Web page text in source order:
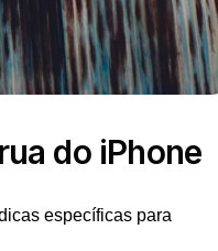
do iPhone
específicas para